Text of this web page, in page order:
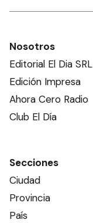
Nosotros
Editorial El Dia SRL
Edición Impresa
Ahora Cero Radio
Club El Día
Secciones
Ciudad
Provincia
País